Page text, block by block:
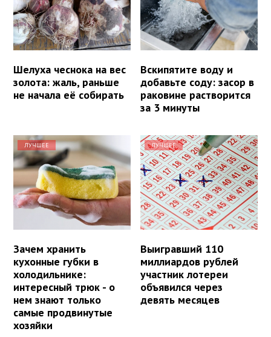
Шелуха чеснока на вес
золота: жаль, раньше
не начала её собирать
Вскипятите воду и
добавьте соду: засор в
раковине растворится
за 3 минуты
ЛУЧШЕЕ
Зачем хранить
кухонные губки в
холодильнике:
интересный трюк - о
нем знают только
самые продвинутые
хозяйки
ЛУЧШЕЕ
Выигравший 110
миллиардов рублей
участник лотереи
объявился через
девять месяцев